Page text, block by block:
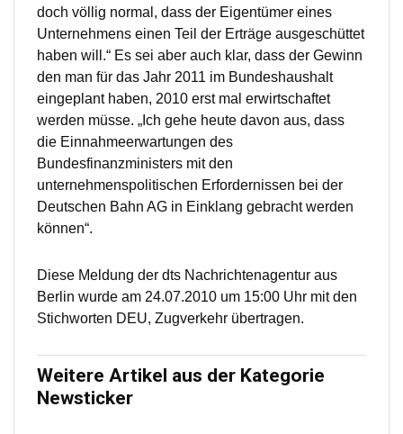
doch völlig normal, dass der Eigentümer eines
Unternehmens einen Teil der Erträge ausgeschüttet
haben will.“ Es sei aber auch klar, dass der Gewinn
den man für das Jahr 2011 im Bundeshaushalt
eingeplant haben, 2010 erst mal erwirtschaftet
werden müsse. „Ich gehe heute davon aus, dass
die Einnahmeerwartungen des
Bundesfinanzministers mit den
unternehmenspolitischen Erfordernissen bei der
Deutschen Bahn AG in Einklang gebracht werden
können“.
Diese Meldung der dts Nachrichtenagentur aus
Berlin wurde am 24.07.2010 um 15:00 Uhr mit den
Stichworten DEU, Zugverkehr übertragen.
Weitere Artikel aus der Kategorie
Newsticker